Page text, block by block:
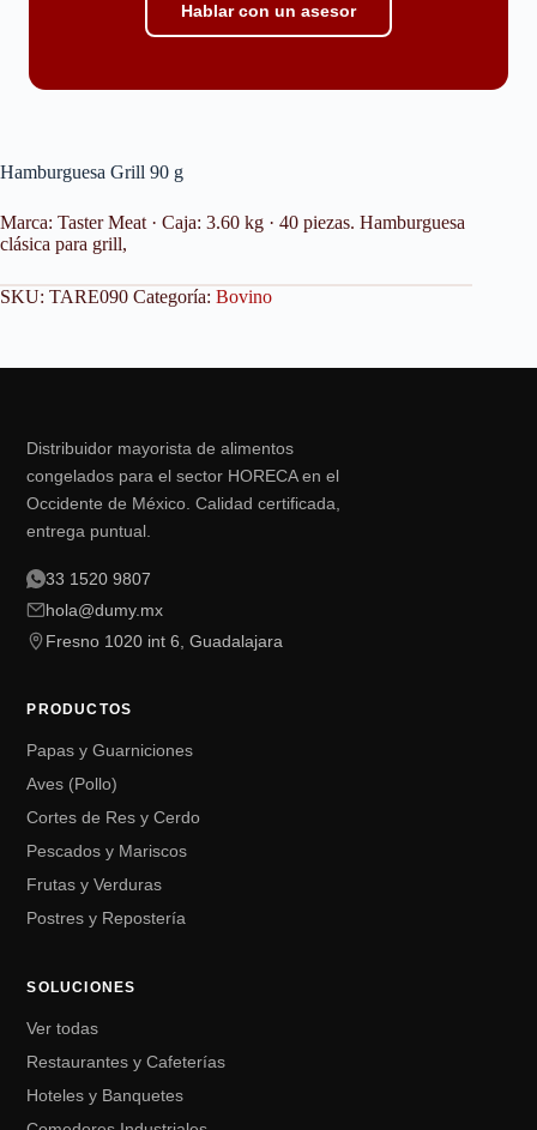
Hablar con un asesor
Hamburguesa Grill 90 g
Marca: Taster Meat · Caja: 3.60 kg · 40 piezas. Hamburguesa
clásica para grill,
SKU: TARE090 Categoría: Bovino
Distribuidor mayorista de alimentos
congelados para el sector HORECA en el
Occidente de México. Calidad certificada,
entrega puntual.
33 1520 9807
hola@dumy.mx
Fresno 1020 int 6, Guadalajara
PRODUCTOS
Papas y Guarniciones
Aves (Pollo)
Cortes de Res y Cerdo
Pescados y Mariscos
Frutas y Verduras
Postres y Repostería
SOLUCIONES
Ver todas
Restaurantes y Cafeterías
Hoteles y Banquetes